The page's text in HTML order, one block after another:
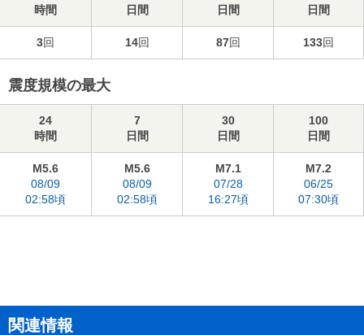
時間
日間
日間
日間
3回 14回 87回 133回
震度規模の最大
24
時間
7
日間
30
日間
100
日間
M5.6
08/09
02:58頃
M5.6
08/09
02:58頃
M7.1
07/28
16:27頃
M7.2
06/25
07:30頃
関連情報